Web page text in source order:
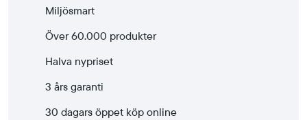
Miljösmart
Över 60.000 produkter
Halva nypriset
3 års garanti
30 dagars öppet köp online